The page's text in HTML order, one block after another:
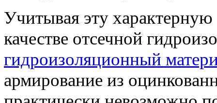
Учитывая эту
качестве отсечной
гидроизоляционный
армирование из